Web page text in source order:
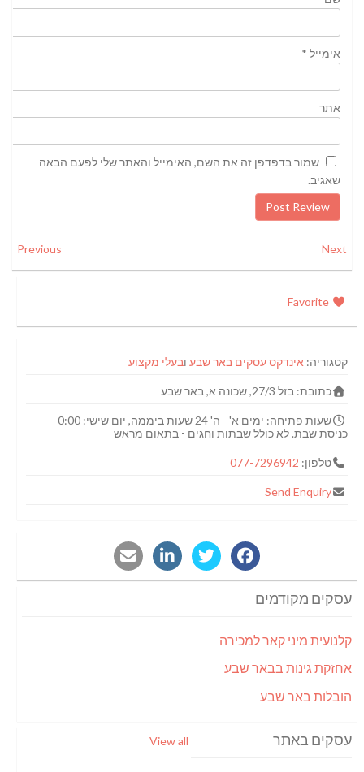
אימייל *
אתר
שמור בדפדפן זה את השם, האימייל והאתר שלי לפעם הבאה
שאגיב.
Previous Next
Favorite
קטגוריה: אינדקס עסקים באר שבעובעלי מקצוע
כתובת: בזל 27/3, שכונה א, באר שבע
שעות פתיחה:
ימים א' - ה' 24 שעות ביממה, יום שישי: 0:00 -
כניסת שבת. לא כולל שבתות וחגים - בתאום מראש
טלפון: 077-7296942
Send Enquiry
עסקים מקודמים
קלנועית מיני קאר למכירה
אחזקת גינות בבאר שבע
הובלות באר שבע
עסקים באתר View all